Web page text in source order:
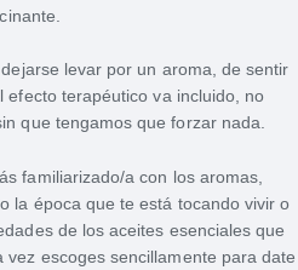
levar por un aroma, de sentir
terapéutico va incluido, no
que tengamos que forzar nada.
familiarizado/a con los aromas,
la época que te está tocando vivir o
de los aceites esenciales que
escoges sencillamente para date